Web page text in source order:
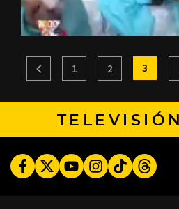
1 2 3
TELEVISIÓN
FacebookTwitterYoutubeInstagram
TikTok